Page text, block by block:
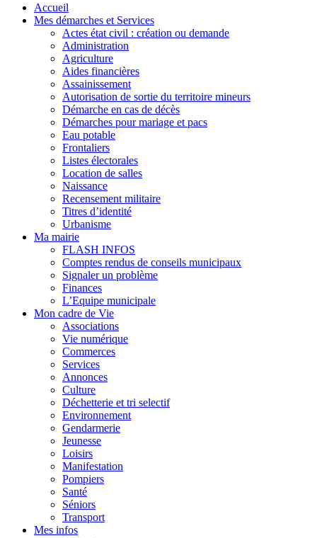
Accueil
Mes démarches et Services
Actes état civil : création ou demande
Administration
Agriculture
Aides financières
Assainissement
Autorisation de sortie du territoire mineurs
Démarche en cas de décès
Démarches pour mariage et pacs
Eau potable
Frontaliers
Listes électorales
Location de salles
Naissance
Recensement militaire
Titres d’identité
Urbanisme
Ma mairie
FLASH INFOS
Comptes rendus de conseils municipaux
Signaler un problème
Finances
L’Equipe municipale
Mon cadre de Vie
Associations
Vie numérique
Commerces
Services
Annonces
Culture
Déchetterie et tri selectif
Environnement
Gendarmerie
Jeunesse
Loisirs
Manifestation
Pompiers
Santé
Séniors
Transport
Mes infos